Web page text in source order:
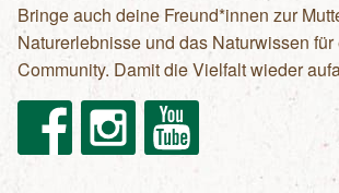
Bringe auch deine Freund*innen zur
Naturerlebnisse und das Naturwissen
Community. Damit die Vielfalt wieder
FacebookInstagram Youtube